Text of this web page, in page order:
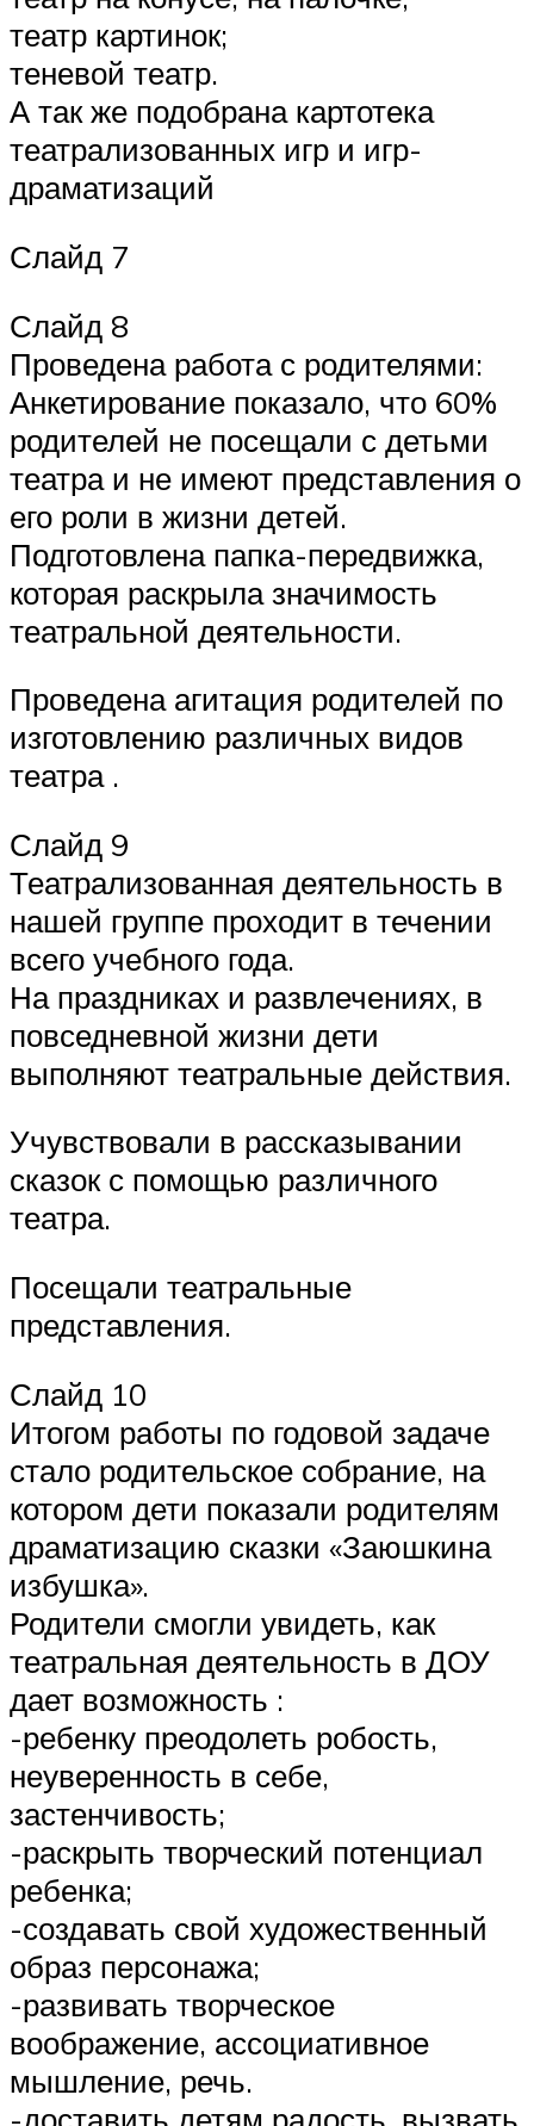
театр картинок;
теневой театр.
А так же подобрана картотека
театрализованных игр и игр-
драматизаций
Слайд 7
Слайд 8
Проведена работа с родителями:
Анкетирование показало, что 60%
родителей не посещали с детьми
театра и не имеют представления о
его роли в жизни детей.
Подготовлена папка-передвижка,
которая раскрыла значимость
театральной деятельности.
Проведена агитация родителей по
изготовлению различных видов
театра .
Слайд 9
Театрализованная деятельность в
нашей группе проходит в течении
всего учебного года.
На праздниках и развлечениях, в
повседневной жизни дети
выполняют театральные действия.
Учувствовали в рассказывании
сказок с помощью различного
театра.
Посещали театральные
представления.
Слайд 10
Итогом работы по годовой задаче
стало родительское собрание, на
котором дети показали родителям
драматизацию сказки «Заюшкина
избушка».
Родители смогли увидеть, как
театральная деятельность в ДОУ
дает возможность :
-ребенку преодолеть робость,
неуверенность в себе,
застенчивость;
-раскрыть творческий потенциал
ребенка;
-создавать свой художественный
образ персонажа;
-развивать творческое
воображение, ассоциативное
мышление, речь.
-доставить детям радость, вызвать